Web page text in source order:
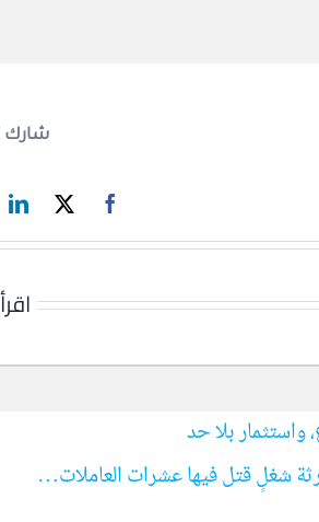
شارك
واستثمار بلا حد
شغلٍ قتل فيها عشرات العاملات…